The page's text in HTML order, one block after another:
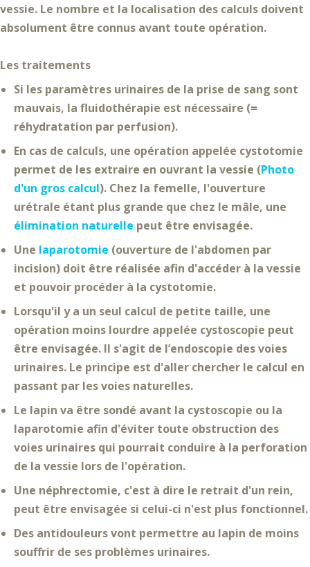
vessie. Le nombre et la localisation des calculs doivent
absolument être connus avant toute opération.
Les traitements
Si les paramètres urinaires de la prise de sang sont
mauvais, la fluidothérapie est nécessaire (=
réhydratation par perfusion).
En cas de calculs, une opération appelée cystotomie
permet de les extraire en ouvrant la vessie (Photo
d'un gros calcul). Chez la femelle, l'ouverture
urétrale étant plus grande que chez le mâle, une
élimination naturelle peut être envisagée.
Une laparotomie (ouverture de l'abdomen par
incision) doit être réalisée afin d'accéder à la vessie
et pouvoir procéder à la cystotomie.
Lorsqu'il y a un seul calcul de petite taille, une
opération moins lourdre appelée cystoscopie peut
être envisagée. Il s'agit de l’endoscopie des voies
urinaires. Le principe est d'aller chercher le calcul en
passant par les voies naturelles.
Le lapin va être sondé avant la cystoscopie ou la
laparotomie afin d'éviter toute obstruction des
voies urinaires qui pourrait conduire à la perforation
de la vessie lors de l'opération.
Une néphrectomie, c'est à dire le retrait d'un rein,
peut être envisagée si celui-ci n'est plus fonctionnel.
Des antidouleursvont permettre au lapin de moins
souffrir de ses problèmes urinaires.